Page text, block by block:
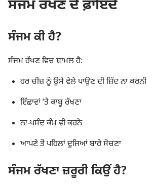
ਸੰਜਮ ਰੱਖਣ ਦੇ ਫ਼ਾਇਦੇ
ਸੰਜਮ ਕੀ ਹੈ?
ਸੰਜਮ ਰੱਖਣ ਵਿਚ ਸ਼ਾਮਲ ਹੈ:
ਹਰ ਚੀਜ਼ ਨੂੰ ਉਸੇ ਵੇਲੇ ਪਾਉਣ ਦੀ ਜ਼ਿੱਦ ਨਾ ਕਰਨੀ
ਇੱਛਾਵਾਂ ʼਤੇ ਕਾਬੂ ਰੱਖਣਾ
ਨਾ-ਪਸੰਦ ਕੰਮ ਵੀ ਕਰਨੇ
ਆਪਣੇ ਤੋਂ ਪਹਿਲਾਂ ਦੂਜਿਆਂ ਬਾਰੇ ਸੋਚਣਾ
ਸੰਜਮ ਰੱਖਣਾ ਜ਼ਰੂਰੀ ਕਿਉਂ ਹੈ?